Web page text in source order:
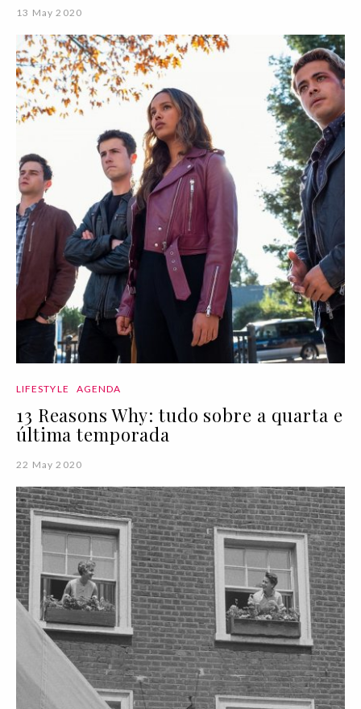
13 May 2020
LIFESTYLE AGENDA
13 Reasons Why: tudo sobre a quarta e
última temporada
22 May 2020